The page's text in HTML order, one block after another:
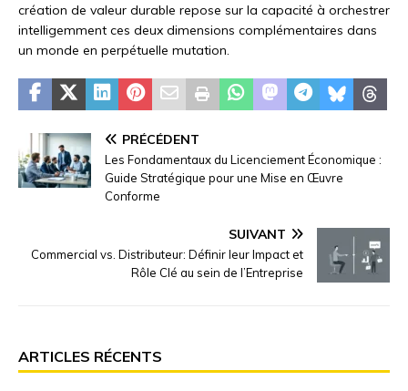
création de valeur durable repose sur la capacité à orchestrer
intelligemment ces deux dimensions complémentaires dans
un monde en perpétuelle mutation.
PRÉCÉDENT
Les Fondamentaux du Licenciement Économique :
Guide Stratégique pour une Mise en Œuvre
Conforme
SUIVANT
Commercial vs. Distributeur: Définir leur Impact et
Rôle Clé au sein de l’Entreprise
ARTICLES RÉCENTS